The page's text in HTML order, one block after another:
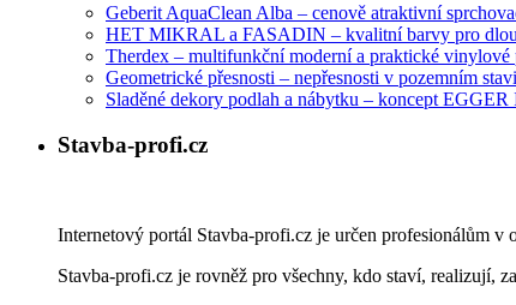
Geberit AquaClean Alba – cenově atraktivní
HET MIKRAL a FASADIN – kvalitní barvy pro
Therdex – multifunkční moderní a praktické
Geometrické přesnosti – nepřesnosti v pozemním
Sladěné dekory podlah a nábytku – koncept EGGER
Stavba-profi.cz
Internetový portál Stavba-profi.cz je určen profesionálům v
Stavba-profi.cz je rovněž pro všechny, kdo staví, realizují,